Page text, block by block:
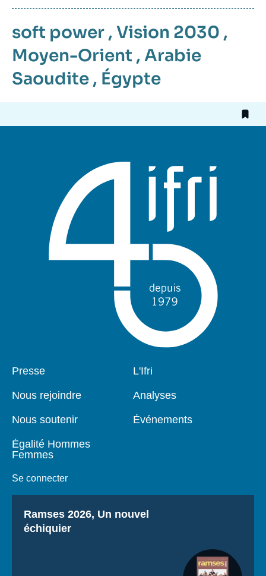
soft power , Vision 2030 ,
Moyen-Orient , Arabie
Saoudite , Égypte
Pied
Presse
Nous rejoindre
Nous soutenir
Égalité Hommes
Femmes
Se connecter
Navigation
L'Ifri
Analyses
Événements
Titre
Ramses 2026, Un nouvel
échiquier